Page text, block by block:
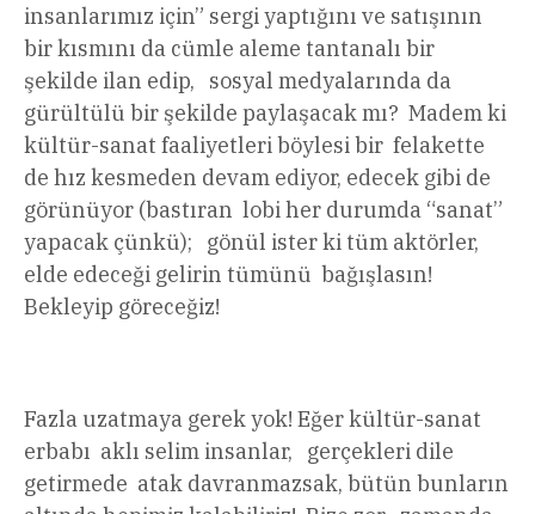
insanlarımız için” sergi yaptığını ve satışının
bir kısmını da cümle aleme tantanalı bir
şekilde ilan edip, sosyal medyalarında da
gürültülü bir şekilde paylaşacak mı? Madem ki
kültür-sanat faaliyetleri böylesi bir felakette
de hız kesmeden devam ediyor, edecek gibi de
görünüyor (bastıran lobi her durumda “sanat”
yapacak çünkü); gönül ister ki tüm aktörler,
elde edeceği gelirin tümünü bağışlasın!
Bekleyip göreceğiz!
Fazla uzatmaya gerek yok! Eğer kültür-sanat
erbabı aklı selim insanlar, gerçekleri dile
getirmede atak davranmazsak, bütün bunların